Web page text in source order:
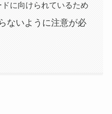
に向けられているため
ないように注意が必